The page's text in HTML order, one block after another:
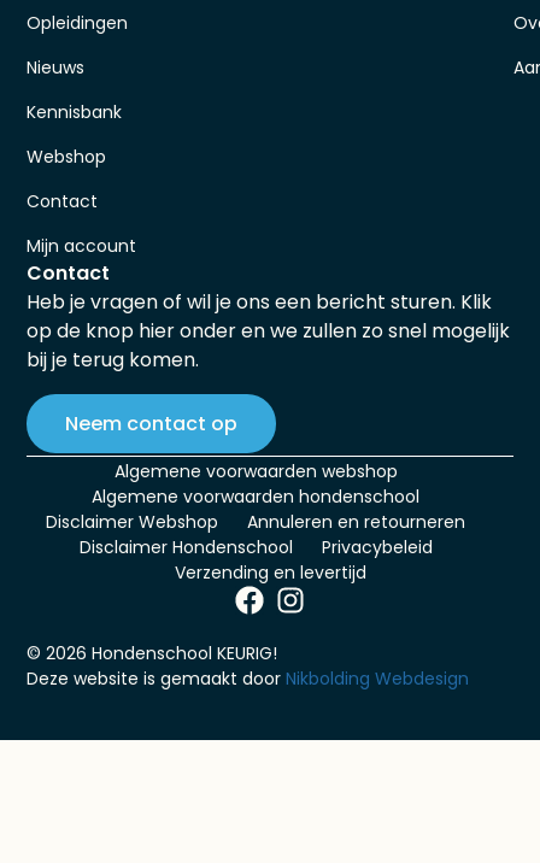
Opleidingen
Nieuws
Kennisbank
Webshop
Contact
Mijn account
Contact
Heb je vragen of wil je ons een bericht sturen. Klik
op de knop hier onder en we zullen zo snel mogelijk
bij je terug komen.
Neem contact op
Algemene voorwaarden webshop
Algemene voorwaarden hondenschool
Disclaimer Webshop
Annuleren en retourneren
Disclaimer Hondenschool
Privacybeleid
Verzending en levertijd
© 2026 Hondenschool KEURIG!
Deze website is gemaakt doorNikbolding Webdesign